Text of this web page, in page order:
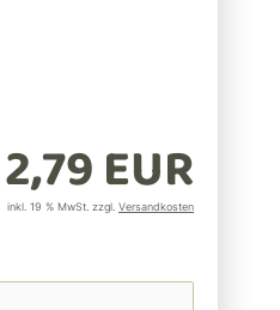
2,79 EUR
inkl. 19 % MwSt. zzgl. Versandkosten